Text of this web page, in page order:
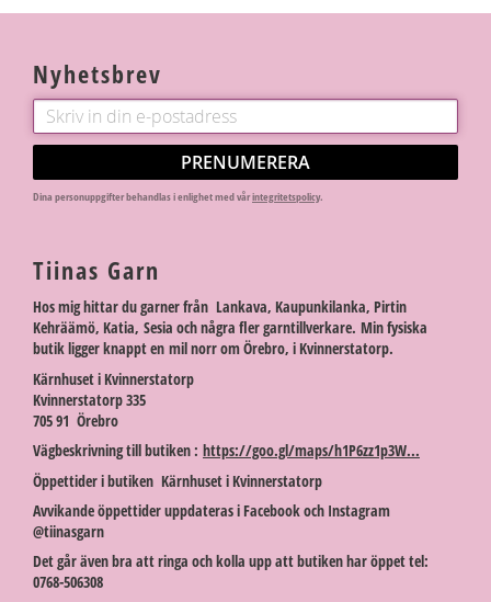
Nyhetsbrev
PRENUMERERA
Dina personuppgifter behandlas i enlighet med vårintegritetspolicy.
Tiinas Garn
Hos mig hittar du garner från Lankava, Kaupunkilanka, Pirtin
Kehräämö, Katia, Sesia och några fler garntillverkare. Min fysiska
butik ligger knappt en mil norr om Örebro, i Kvinnerstatorp.
Kärnhuset i Kvinnerstatorp
Kvinnerstatorp 335
705 91 Örebro
Vägbeskrivning till butiken : https://goo.gl/maps/h1P6zz1p3W...
Öppettider i butiken Kärnhuset i Kvinnerstatorp
Avvikande öppettider uppdateras i Facebook och Instagram
@tiinasgarn
Det går även bra att ringa och kolla upp att butiken har öppet tel:
0768-506308